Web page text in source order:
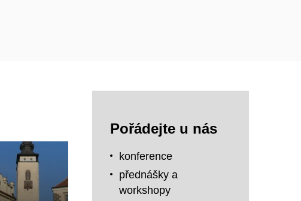
Pořádejte u nás
konference
přednášky a
workshopy